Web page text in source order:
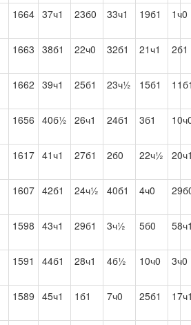
1664 37ч1 23б0 33ч1 19б1 1ч0
1663 38б1 22ч0 32б1 21ч1 2б1
1662 39ч1 25б1 23ч½ 15б1
1656 40б½ 26ч1 24б1 3б1
1617 41ч1 27б1 2б0 22ч½
1607 42б1 24ч½ 40б1 4ч0
1598 43ч1 29б1 3ч½ 5б0
1591 44б1 28ч1 4б½ 10ч0 3ч0
1589 45ч1 1б1 7ч0 25б1